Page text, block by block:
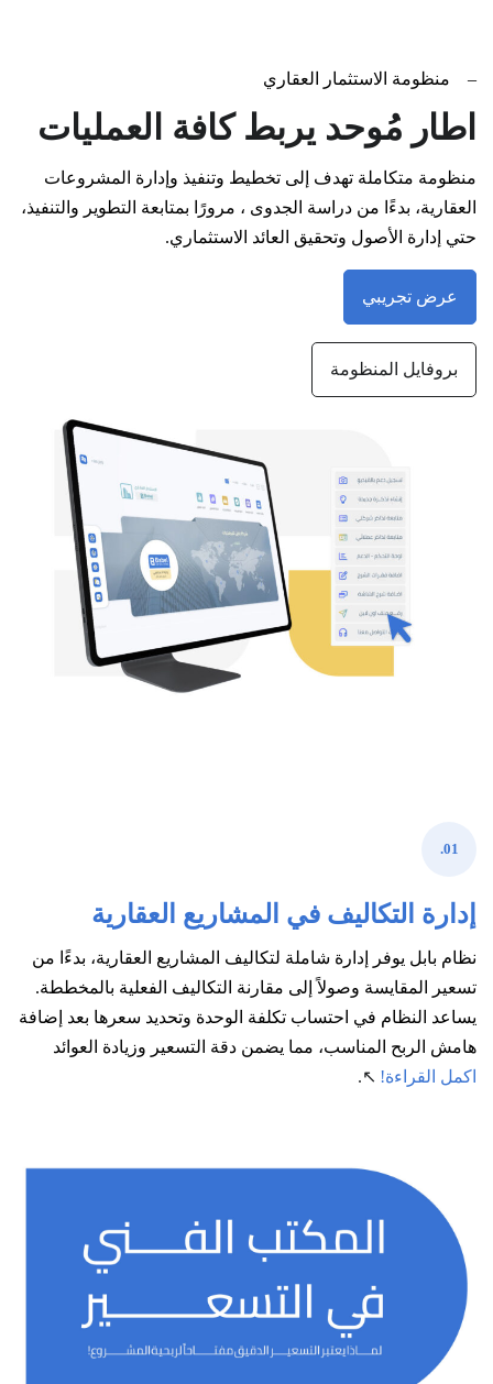
– منظومة الاستثمار العقاري
اطار مُوحد يربط كافة العمليات
منظومة متكاملة تهدف إلى تخطيط وتنفيذ وإدارة المشروعات
العقارية، بدءًا من دراسة الجدوى ، مرورًا بمتابعة التطوير والتنفيذ،
حتي إدارة الأصول وتحقيق العائد الاستثماري.
عرض تجريبي
بروفايل المنظومة
01.
إدارة التكاليف في المشاريع العقارية
نظام بابل يوفر إدارة شاملة لتكاليف المشاريع العقارية، بدءًا من
تسعير المقايسة وصولاً إلى مقارنة التكاليف الفعلية بالمخططة.
يساعد النظام في احتساب تكلفة الوحدة وتحديد سعرها بعد إضافة
هامش الربح المناسب، مما يضمن دقة التسعير وزيادة العوائد
اكمل القراءة! ↖.